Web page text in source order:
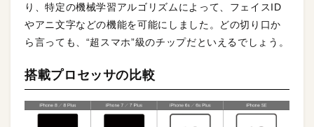
り、特定の機械学習アルゴリズムによって、フェイスID
やアニ文字などの機能を可能にしました。どの切り口か
ら言っても、“超スマホ”級のチップだといえるでしょう。
搭載プロセッサの比較